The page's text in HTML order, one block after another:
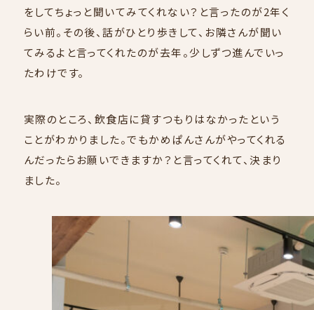
COMPANY
をしてちょっと聞いてみてくれない？と言ったのが2年く
らい前。その後、話がひとり歩きして、お隣さんが聞い
てみるよと言ってくれたのが去年。少しずつ進んでいっ
たわけです。
実際のところ、飲食店に貸すつもりはなかったという
ことがわかりました。でもかめぱんさんがやってくれる
んだったらお願いできますか？と言ってくれて、決まり
ました。